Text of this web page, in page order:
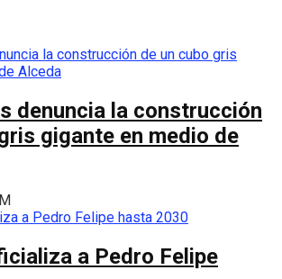
denuncia la construcción
gigante en medio de
a Pedro Felipe